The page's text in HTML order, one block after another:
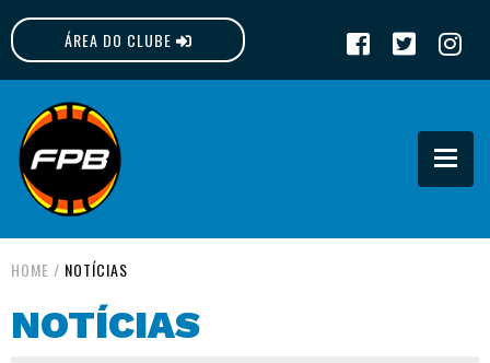
ÁREA DO CLUBE
FPB
HOME / NOTÍCIAS
NOTÍCIAS